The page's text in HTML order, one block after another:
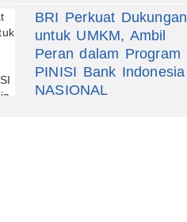
BRI Perkuat Dukungan
untuk UMKM, Ambil
Peran dalam Program
PINISI Bank Indonesia
NASIONAL